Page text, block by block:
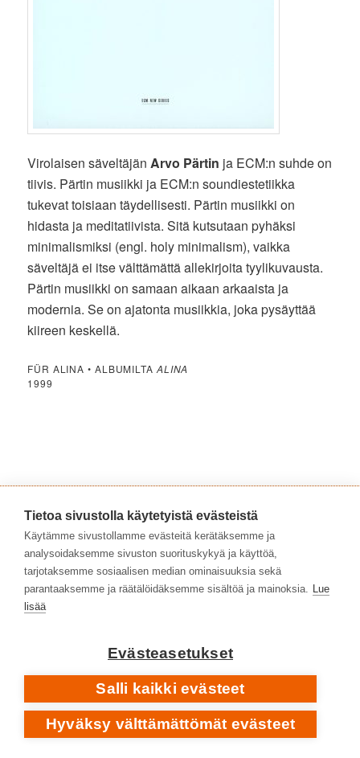
Virolaisen säveltäjänArvo Pärtin ja ECM:n suhde on
tiivis. Pärtin musiikki ja ECM:n soundiestetiikka
tukevat toisiaan täydellisesti. Pärtin musiikki on
hidasta ja meditatiivista. Sitä kutsutaan pyhäksi
minimalismiksi (engl. holy minimalism), vaikka
säveltäjä ei itse välttämättä allekirjoita tyylikuvausta.
Pärtin musiikki on samaan aikaan arkaaista ja
modernia. Se on ajatonta musiikkia, joka pysäyttää
kiireen keskellä.
FÜR ALINA • ALBUMILTA ALINA
1999
Tietoa sivustolla käytetyistä evästeistä
Käytämme sivustollamme evästeitä kerätäksemme ja
analysoidaksemme sivuston suorituskykyä ja käyttöä,
tarjotaksemme sosiaalisen median ominaisuuksia sekä
parantaaksemme ja räätälöidäksemme sisältöä ja mainoksia. Lue
lisää
Evästeasetukset
Salli kaikki evästeet
Hyväksy välttämättömät evästeet